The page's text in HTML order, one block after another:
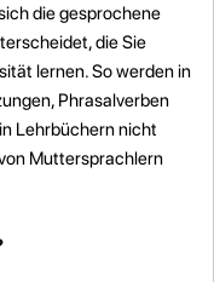
die gesprochene
die Sie
lernen. So werden in
Phrasalverben
Lehrbüchern nicht
Muttersprachlern